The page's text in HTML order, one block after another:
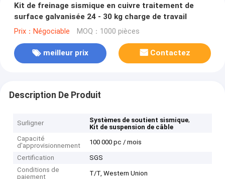
Kit de freinage sismique en cuivre traitement de
surface galvanisée 24 - 30 kg charge de travail
Prix：Négociable MOQ：1000 pièces
meilleur prix Contactez
Description De Produit
Surligner Systèmes de soutient sismique,
Kit de suspension de câble
Capacité
d'approvisionnement
100 000 pc / mois
Certification
SGS
Conditions de
paiement
T/T, Western Union